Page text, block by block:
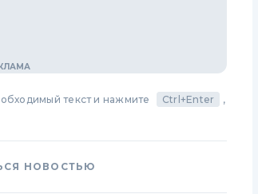
текст и нажмите Ctrl+Enter
,
НОВОСТЬЮ